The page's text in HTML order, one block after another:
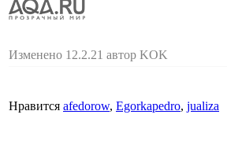
Изменено 12.2.21 автор KOK
Нравится afedorow, Egorkapedro, jualiza